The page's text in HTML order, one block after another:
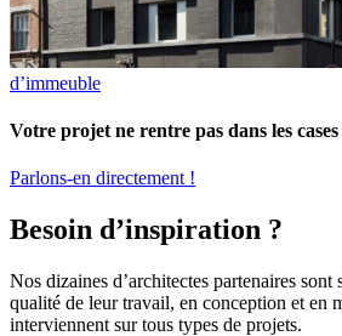
d’immeuble
Votre projet ne rentre pas dans les cases
Parlons-en directement !
Besoin d’inspiration ?
Nos dizaines d’architectes partenaires sont
qualité de leur travail, en conception et en
interviennent sur tous types de projets.